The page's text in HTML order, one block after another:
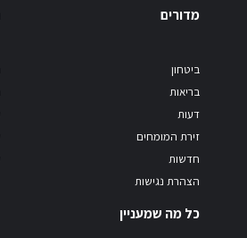
מדורים
ביטחון
בריאות
דעות
זירת המומחים
חדשות
הצהרת נגישות
כל מה שמעניין